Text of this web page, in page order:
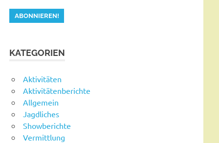
KATEGORIEN
Aktivitäten
Aktivitätenberichte
Allgemein
Jagdliches
Showberichte
Vermittlung